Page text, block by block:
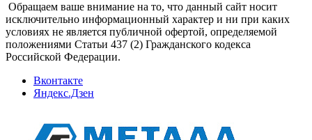
Обращаем ваше внимание на то, что данный сайт носит
исключительно информационный характер и ни при каких
условиях не является публичной офертой, определяемой
положениями Статьи 437 (2) Гражданского кодекса
Российской Федерации.
Вконтакте
Яндекс.Дзен